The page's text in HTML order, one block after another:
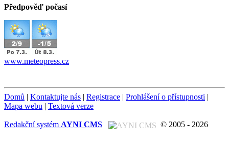
Předpověď počasí
www.meteopress.cz
Domů | Kontaktujte nás | Registrace | Prohlášení o přístupnosti |
Mapa webu | Textová verze
Redakční systém AYNI CMS © 2005 - 2026